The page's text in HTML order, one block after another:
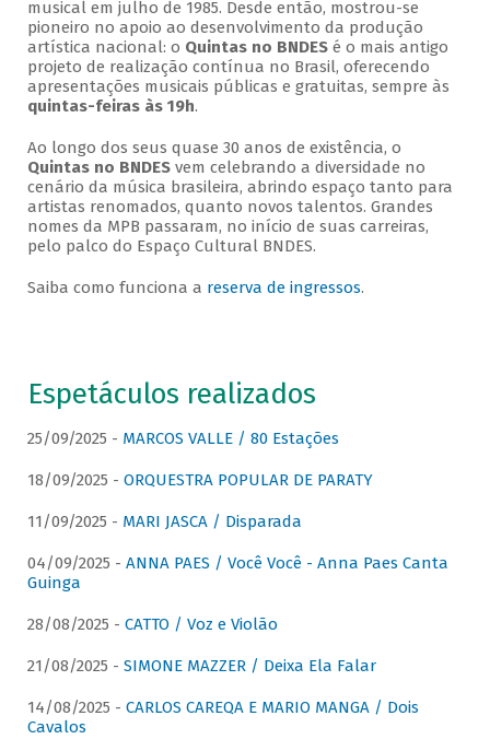
musical em julho de 1985. Desde então, mostrou-se
pioneiro no apoio ao desenvolvimento da produção
artística nacional: o Quintas no BNDESé o mais antigo
projeto de realização contínua no Brasil, oferecendo
apresentações musicais públicas e gratuitas, sempre às
quintas-feiras às 19h.
Ao longo dos seus quase 30 anos de existência, o
Quintas no BNDESvem celebrando a diversidade no
cenário da música brasileira, abrindo espaço tanto para
artistas renomados, quanto novos talentos. Grandes
nomes da MPB passaram, no início de suas carreiras,
pelo palco do Espaço Cultural BNDES.
Saiba como funciona a reserva de ingressos.
Espetáculos realizados
25/09/2025 - MARCOS VALLE / 80 Estações
18/09/2025 - ORQUESTRA POPULAR DE PARATY
11/09/2025 - MARI JASCA / Disparada
04/09/2025 - ANNA PAES / Você Você - Anna Paes Canta
Guinga
28/08/2025 - CATTO / Voz e Violão
21/08/2025 - SIMONE MAZZER / Deixa Ela Falar
14/08/2025 - CARLOS CAREQA E MARIO MANGA / Dois
Cavalos